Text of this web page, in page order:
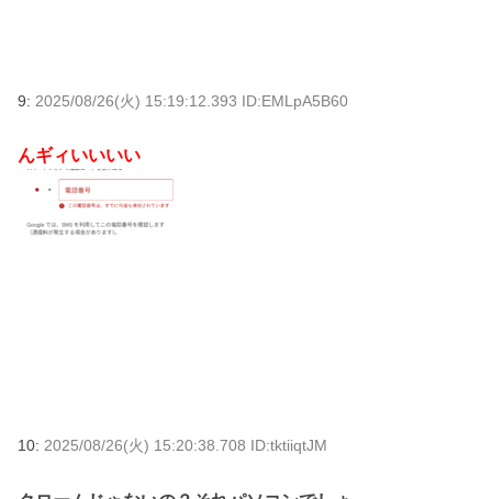
9: 2025/08/26(火) 15:19:12.393 ID:EMLpA5B60
んギィいいいい
10: 2025/08/26(火) 15:20:38.708 ID:tktiiqtJM